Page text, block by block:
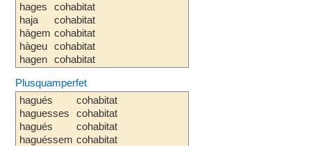
hages
haja
hàgem
hàgeu
hagen
cohabitat
cohabitat
cohabitat
cohabitat
cohabitat
Plusquamperfet
hagués
haguesses
hagués
haguéssem
cohabitat
cohabitat
cohabitat
cohabitat